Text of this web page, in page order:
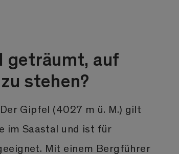
geträumt, auf
stehen?
Gipfel (4027 m ü. M.) gilt
im Saastal und ist für
Mit einem Bergführer